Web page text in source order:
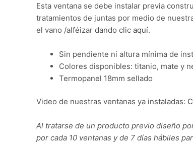
Esta ventana se debe instalar previa
tratamientos de juntas por medio de
el vano /alféizar dando clic aquí.
Sin pendiente ni altura mínima de
Colores disponibles: titanio, mate y
Termopanel 18mm sellado
Video de nuestras ventanas ya instaladas:
Al tratarse de un producto previo diseño
por cada 10 ventanas y de 7 días hábiles